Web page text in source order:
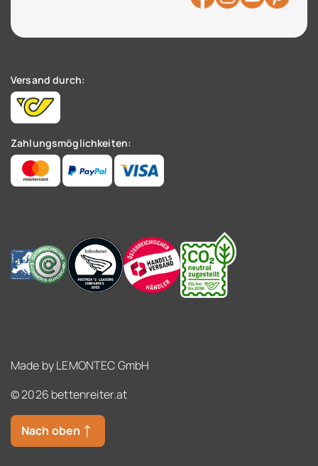
Versand durch:
Zahlungsmöglichkeiten:
Made byLEMONTEC GmbH
© 2026 bettenreiter.at
Nach oben